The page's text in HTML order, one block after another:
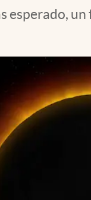
esperado,